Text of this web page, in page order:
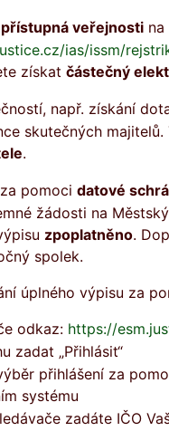
veřejnostina
ias/issm/
získat částečný
skutečných majitelů.
.
pomoci datové
žádosti na
zpoplatněno.
spolek.
úplného výpisu za
odkaz: https://
zadat „Přihlásit“
přihlášení za
systému
zadáte IČO